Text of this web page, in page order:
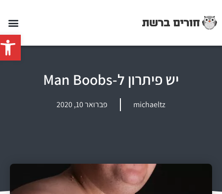
פתח
יש פיתרון ל-Man Boobs
michaeltz פברואר 10, 2020